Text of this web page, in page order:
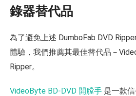
錄器替代品
為了避免上述 DumboFab DVD
體驗，我們推薦其最佳替代品－
Ripper。
VideoByte BD-DVD 開膛手 是一款